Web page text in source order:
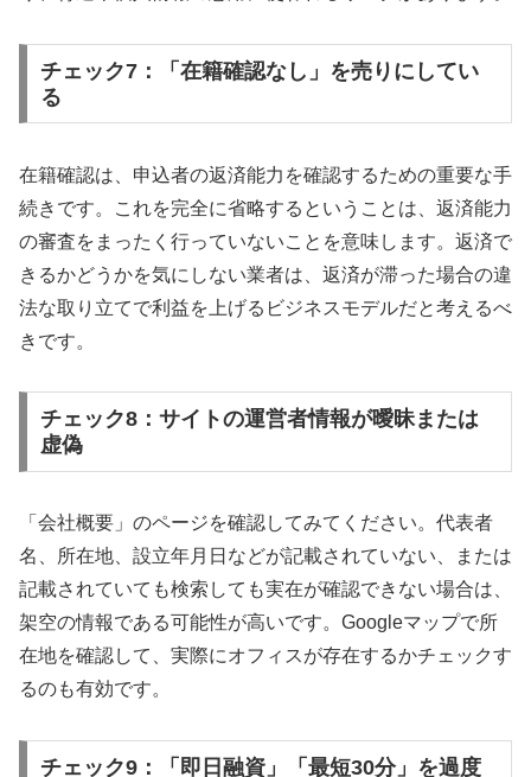
チェック7：「在籍確認なし」を売りにしてい
る
在籍確認は、申込者の返済能力を確認するための重要な手
続きです。これを完全に省略するということは、返済能力
の審査をまったく行っていないことを意味します。返済で
きるかどうかを気にしない業者は、返済が滞った場合の違
法な取り立てで利益を上げるビジネスモデルだと考えるべ
きです。
チェック8：サイトの運営者情報が曖昧または
虚偽
「会社概要」のページを確認してみてください。代表者
名、所在地、設立年月日などが記載されていない、または
記載されていても検索しても実在が確認できない場合は、
架空の情報である可能性が高いです。Googleマップで所
在地を確認して、実際にオフィスが存在するかチェックす
るのも有効です。
チェック9：「即日融資」「最短30分」を過度